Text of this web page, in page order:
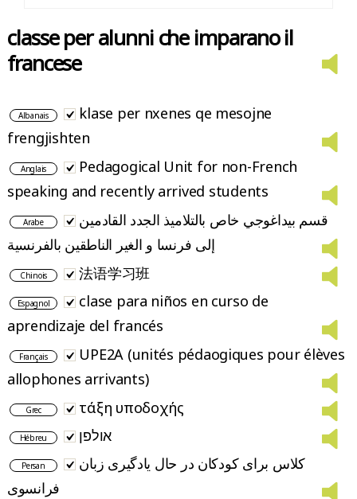
classe per alunni che imparano il
francese
Albanais
klase per nxenes qe mesojne
frengjishten
Anglais
Pedagogical Unit for non-French
speaking and recently arrived students
Arabe
قسم بيداغوجي خاص بالتلاميذ الجدد القادمين
إلى فرنسا و الغير الناطقين بالفرنسية
Chinois 法语学习班
Espagnol
clase para niños en curso de
aprendizaje del francés
Français
UPE2A (unités pédaogiques pour élèves
allophones arrivants)
Grec τάξη υποδοχής
Hébreu אולפן
Persan
کلاس برای کودکان در حال یادگیری زبان
فرانسوی